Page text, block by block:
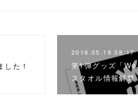
た！
2016.05.19 08:17
第1弾グッズ「
スタオル情報解禁